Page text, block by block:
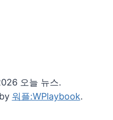
오늘 뉴스.
워플:WPlaybook.